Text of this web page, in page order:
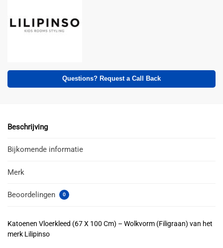
Questions? Request a Call Back
Beschrijving
Bijkomende informatie
Merk
Beoordelingen 0
Katoenen Vloerkleed (67 X 100 Cm) – Wolkvorm (Filigraan) van het
merk Lilipinso